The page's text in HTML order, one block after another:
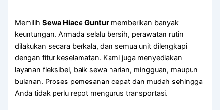
MemilihSewa Hiace Guntur memberikan banyak
keuntungan. Armada selalu bersih, perawatan rutin
dilakukan secara berkala, dan semua unit dilengkapi
dengan fitur keselamatan. Kami juga menyediakan
layanan fleksibel, baik sewa harian, mingguan, maupun
bulanan. Proses pemesanan cepat dan mudah sehingga
Anda tidak perlu repot mengurus transportasi.